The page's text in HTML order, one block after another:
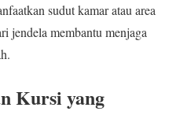
sudut kamar atau area
jendela membantu menjaga
Kursi yang